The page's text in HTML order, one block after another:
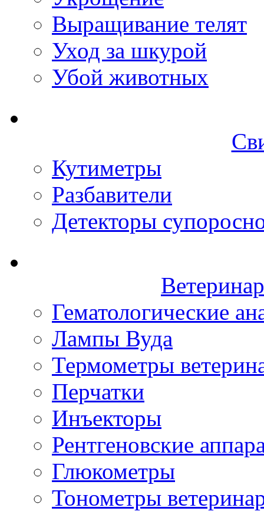
Выращивание телят
Уход за шкурой
Убой животных
Кутиметры
Разбавители
Детекторы
Гематологические
Лампы Вуда
Термометры
Перчатки
Инъекторы
Рентгеновские
Глюкометры
Тонометры